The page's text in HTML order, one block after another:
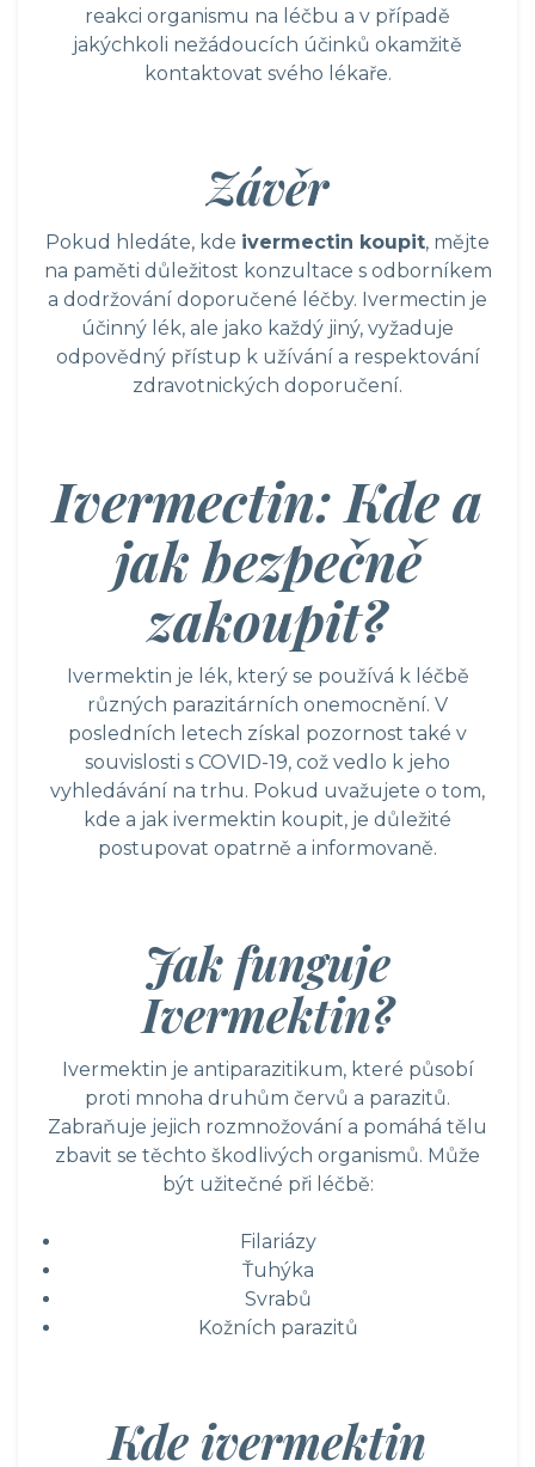
reakci organismu na léčbu a v případě
jakýchkoli nežádoucích účinků okamžitě
kontaktovat svého lékaře.
Závěr
Pokud hledáte, kde ivermectin koupit, mějte
na paměti důležitost konzultace s odborníkem
a dodržování doporučené léčby. Ivermectin je
účinný lék, ale jako každý jiný, vyžaduje
odpovědný přístup k užívání a respektování
zdravotnických doporučení.
Ivermectin: Kde a
jak bezpečně
zakoupit?
Ivermektin je lék, který se používá k léčbě
různých parazitárních onemocnění. V
posledních letech získal pozornost také v
souvislosti s COVID-19, což vedlo k jeho
vyhledávání na trhu. Pokud uvažujete o tom,
kde a jak ivermektin koupit, je důležité
postupovat opatrně a informovaně.
Jak funguje
Ivermektin?
Ivermektin je antiparazitikum, které působí
proti mnoha druhům červů a parazitů.
Zabraňuje jejich rozmnožování a pomáhá tělu
zbavit se těchto škodlivých organismů. Může
být užitečné při léčbě:
Filariázy
Ťuhýka
Svrabů
Kožních parazitů
Kde ivermektin